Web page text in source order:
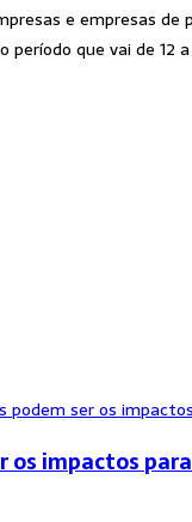
e empresas
que vai de
os impactos